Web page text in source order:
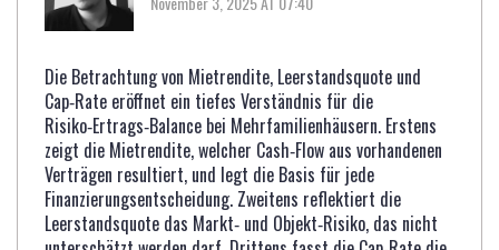
Die Betrachtung von Mietrendite, Leerstandsquote und
Cap‑Rate eröffnet ein tiefes Verständnis für die
Risiko‑Ertrags‑Balance bei Mehrfamilienhäusern. Erstens
zeigt die Mietrendite, welcher Cash‑Flow aus vorhandenen
Verträgen resultiert, und legt die Basis für jede
Finanzierungsentscheidung. Zweitens reflektiert die
Leerstandsquote das Markt‑ und Objekt‑Risiko, das nicht